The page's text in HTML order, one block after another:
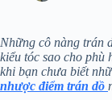
Những cô nàng trán
kiểu tóc sao cho phù
khi bạn chưa biết
nhược điểm trán dồ